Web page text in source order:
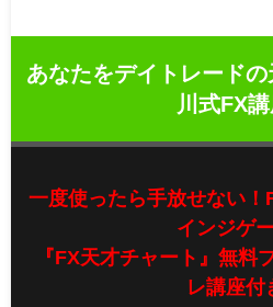
あなたをデイトレード
川式FX講
一度使ったら手放せない
インジゲ
『FX天才チャート』無料
レ講座付